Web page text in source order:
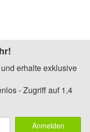
erhalte exklusive
- Zugriff auf 1,4
Anmelden